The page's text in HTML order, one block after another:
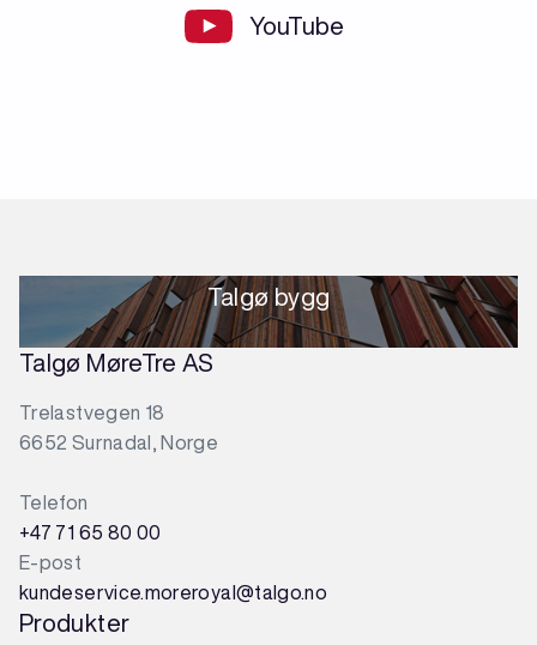
YouTube
Talgø bygg
Talgø MøreTre AS
Trelastvegen 18
6652 Surnadal, Norge
Telefon
+47 71 65 80 00
E-post
kundeservice.moreroyal@talgo.no
Produkter